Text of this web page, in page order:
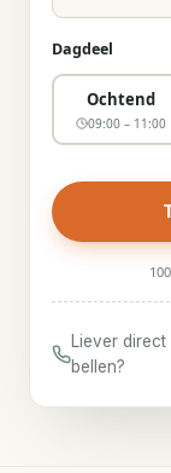
Dagdeel
Ochtend
09:00 – 11:00
Liever direct
bellen?